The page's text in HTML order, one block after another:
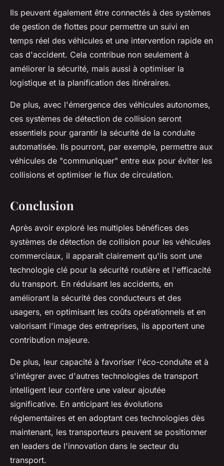
Ils peuvent également être connectés à des systèmes
de gestion de flottes pour permettre un suivi en
temps réel des véhicules et une intervention rapide en
cas d'accident. Cela contribue non seulement à
améliorer la sécurité, mais aussi à optimiser la
logistique et la planification des itinéraires.
De plus, avec l'émergence des véhicules autonomes,
ces systèmes de détection de collision seront
essentiels pour garantir la sécurité de la conduite
automatisée. Ils pourront, par exemple, permettre aux
véhicules de "communiquer" entre eux pour éviter les
collisions et optimiser le flux de circulation.
Conclusion
Après avoir exploré les multiples bénéfices des
systèmes de détection de collision pour les véhicules
commerciaux, il apparaît clairement qu'ils sont une
technologie clé pour la sécurité routière et l'efficacité
du transport. En réduisant les accidents, en
améliorant la sécurité des conducteurs et des
usagers, en optimisant les coûts opérationnels et en
valorisant l'image des entreprises, ils apportent une
contribution majeure.
De plus, leur capacité à favoriser l'éco-conduite et à
s'intégrer avec d'autres technologies de transport
intelligent leur confère une valeur ajoutée
significative. En anticipant les évolutions
réglementaires et en adoptant ces technologies dès
maintenant, les transporteurs peuvent se positionner
en leaders de l'innovation dans le secteur du
transport.